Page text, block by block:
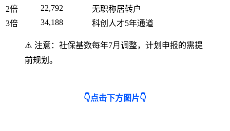
2倍
22,792
无职称居转户
3倍
34,188 科创人才5年通道
⚠️ 注意：社保基数每年7月调整，计划申报的需提
前规划。
👇点击下方图片👇